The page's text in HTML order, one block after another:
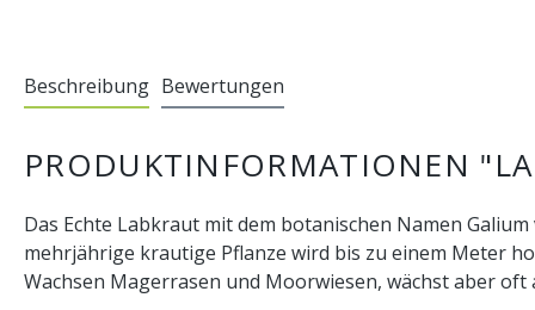
Beschreibung Bewertungen
PRODUKTINFORMATIONEN
Das Echte Labkraut mit dem botanischen Namen
mehrjährige krautige Pflanze wird bis zu einem Meter
Wachsen Magerrasen und Moorwiesen, wächst aber oft